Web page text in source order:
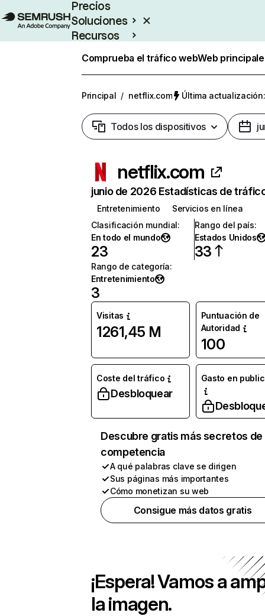
Precios
Soluciones
Recursos
Comprueba el tráfico webWeb
Principal / netflix.com Última
Todos los dispositivos
netflix.com
junio de 2026 Estadísticas de
Entretenimiento
Servicios en línea
Clasificación mundial:
En todo el mundo
23
Rango del país:
Estados Unidos
33
Rango de categoría:
Entretenimiento
3
Visitas
1261,45 M
Puntuación de
Autoridad
100
Coste del tráfico
Desbloquear
Gasto en
Descubre gratis más secretos de
competencia
A qué palabras clave se dirigen
Sus páginas más importantes
Cómo monetizan su web
Consigue más datos gratis
¡Espera! Vamos a
la imagen.